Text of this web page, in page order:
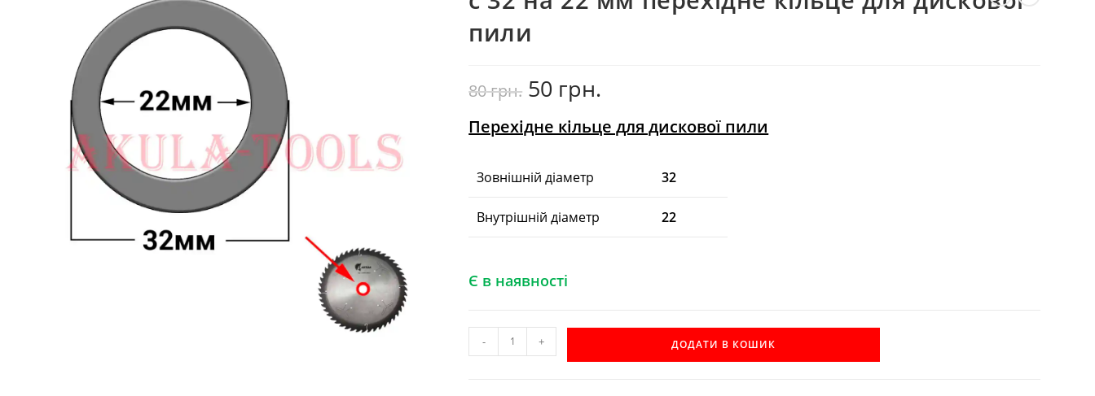
пили
80грн. Оригінальна
ціна:
80
50 грн.
Перехідне кільце для дискової пили
Зовнішній діаметр 32
Внутрішній діаметр 22
Є в наявності
32
- + ДОДАТИ В КОШИК